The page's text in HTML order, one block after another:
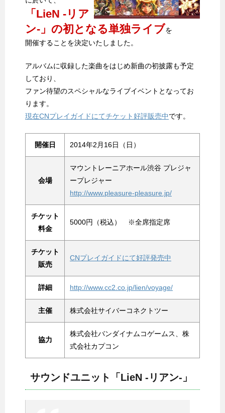
「LieN ‐リア
ン‐」の初となる単独ライブを
開催することを決定いたしました。
アルバムに収録した楽曲をはじめ新曲の初披露も予定
しており、
ファン待望のスペシャルなライブイベントとなってお
ります。
現在CNプレイガイドにてチケット好評販売中です。
開催日 2014年2月16日（日）
会場
マウントレーニアホール渋谷 プレジャ
ープレジャー
http://www.pleasure-pleasure.jp/
チケット
料金
5000円（税込） ※全席指定席
チケット
販売
CNプレイガイドにて好評発売中
詳細 http://www.cc2.co.jp/lien/voyage/
主催 株式会社サイバーコネクトツー
協力
株式会社バンダイナムコゲームス、株
式会社カプコン
サウンドユニット「LieN ‐リアン‐」